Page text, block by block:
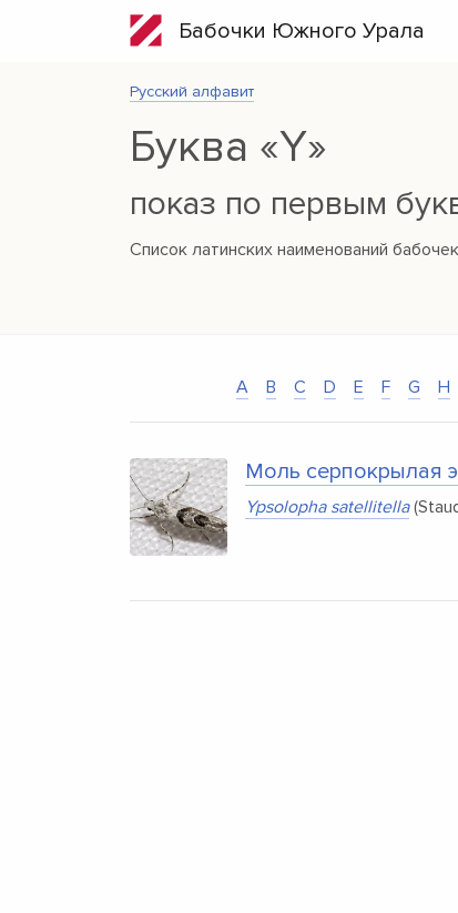
Бабочки Южного Урала
Русский алфавит
Буква «Y»
показ по первым
Список латинских наименований
A B C D E F G H
Моль серпокрылая
Ypsolopha satellitella